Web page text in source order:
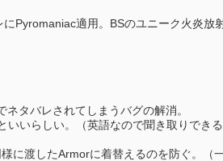
Pyromaniac適用。BSのユニーク火炎放
タバレされてしまうバグの解消。
いらしい。（英語なので聞き取りできる
に渡したArmorに着替えるのを防ぐ。（